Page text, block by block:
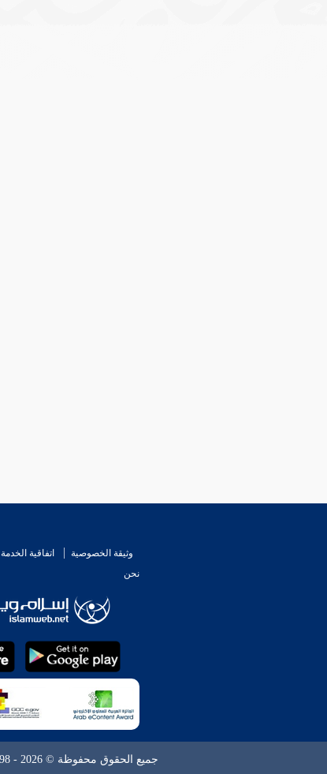
وثيقة الخصوصية اتفاقية الخدمة
نحن
جميع الحقوق محفوظة © 2026 - 1998 لشبكة إسلام ويب